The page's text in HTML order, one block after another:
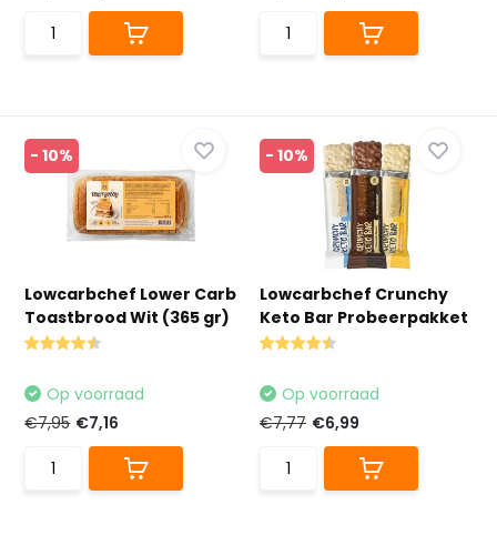
- 10%
Lowcarbchef Lower Carb
Toastbrood Wit (365 gr)
Op voorraad
€7,95 €7,16
- 10%
Lowcarbchef Crunchy
Keto Bar Probeerpakket
Op voorraad
€7,77 €6,99